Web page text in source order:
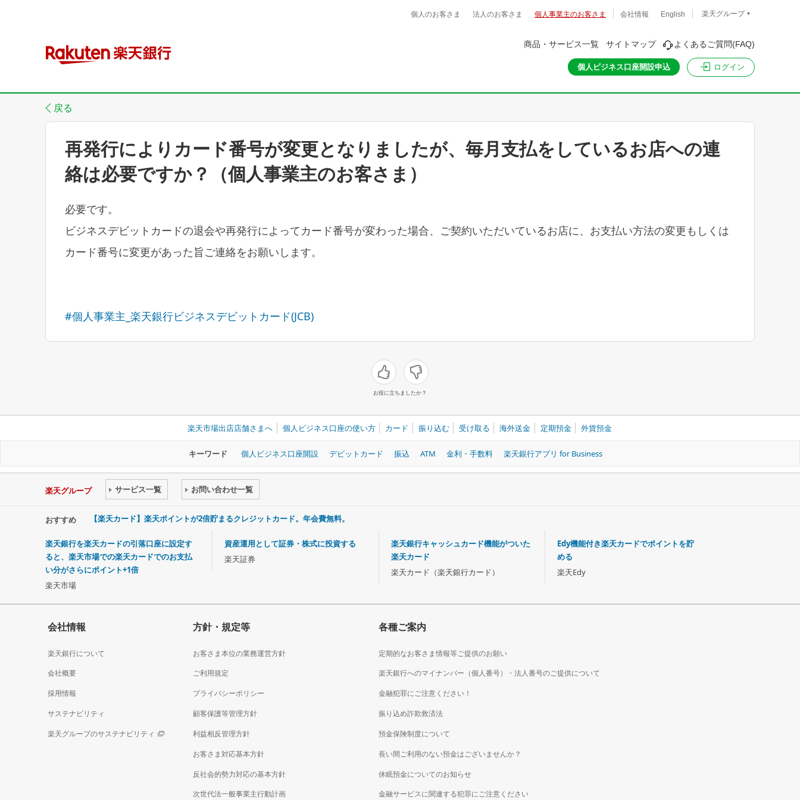
個人のお客さま 法人のお客さま 個人事業主のお客さま 会社情報 English 楽天グループ
商品・サービス一覧 サイトマップ よくあるご質問(FAQ)
個人ビジネス口座開設申込 ログイン
戻る
再発行によりカード番号が変更となりましたが、毎月支払をしているお店への連
絡は必要ですか？（個人事業主のお客さま）
必要です。
ビジネスデビットカードの退会や再発行によってカード番号が変わった場合、ご契約いただいているお店に、お支払い方法の変更もしくは
カード番号に変更があった旨ご連絡をお願いします。
#個人事業主_楽天銀行ビジネスデビットカード(JCB)
お役に立ちましたか？
楽天市場出店店舗さまへ 個人ビジネス口座の使い方 カード 振り込む 受け取る 海外送金 定期預金 外貨預金
キーワード 個人ビジネス口座開設 デビットカード 振込 ATM 金利・手数料 楽天銀行アプリ for Business
楽天グループ サービス一覧 お問い合わせ一覧
おすすめ 【楽天カード】楽天ポイントが2倍貯まるクレジットカード。年会費無料。
楽天銀行を楽天カードの引落口座に設定す
ると、楽天市場での楽天カードでのお支払
い分がさらにポイント+1倍
楽天市場
資産運用として証券・株式に投資する
楽天証券
楽天銀行キャッシュカード機能がついた
楽天カード
楽天カード（楽天銀行カード）
Edy機能付き楽天カードでポイントを貯
める
楽天Edy
会社情報
楽天銀行について
会社概要
採用情報
サステナビリティ
楽天グループのサステナビリティ
方針・規定等
お客さま本位の業務運営方針
ご利用規定
プライバシーポリシー
顧客保護等管理方針
利益相反管理方針
お客さま対応基本方針
反社会的勢力対応の基本方針
次世代法一般事業主行動計画
各種ご案内
定期的なお客さま情報等ご提供のお願い
楽天銀行へのマイナンバー（個人番号）・法人番号のご提供について
金融犯罪にご注意ください！
振り込め詐欺救済法
預金保険制度について
長い間ご利用のない預金はございませんか？
休眠預金についてのお知らせ
金融サービスに関連する犯罪にご注意ください